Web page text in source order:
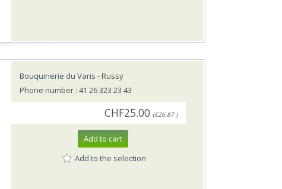
Bouquinerie du Varis - Russy
Phone number : 41 26 323 23 43
CHF25.00 (€26.87 )
Add to cart
Add to the selection